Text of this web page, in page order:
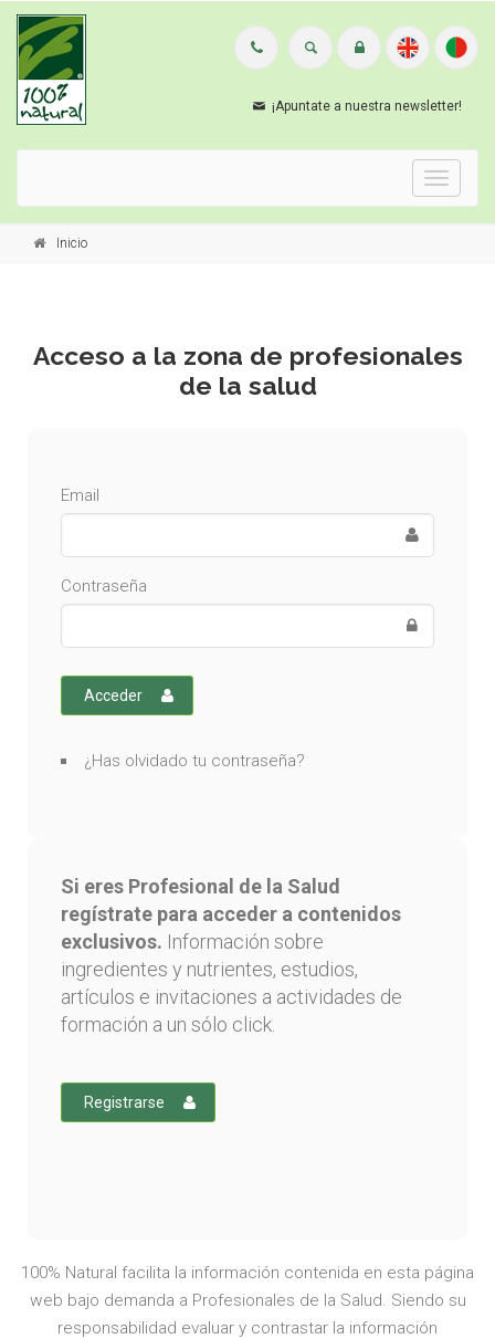
¡Apuntate a nuestra newsletter!
Menu
Inicio
Acceso a la zona de profesionales
de la salud
Email
Contraseña
Acceder
¿Has olvidado tu contraseña?
Si eres Profesional de la Salud
regístrate para acceder a contenidos
exclusivos. Información sobre
ingredientes y nutrientes, estudios,
artículos e invitaciones a actividades de
formación a un sólo click.
Registrarse
100% Natural facilita la información contenida en esta página
web bajo demanda a Profesionales de la Salud. Siendo su
responsabilidad evaluar y contrastar la información